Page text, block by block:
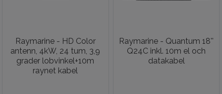
Raymarine - HD Color
antenn, 4kW, 24 tum, 3,9
grader lobvinkel+10m
raynet kabel
Raymarine - Quantum 18''
Q24C inkl. 10m el och
datakabel